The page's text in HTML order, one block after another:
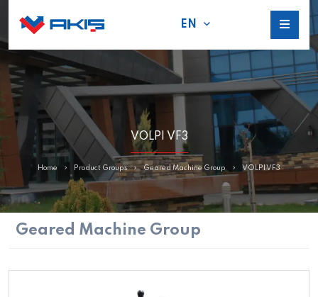
EN
VOLPI VF3
Home Product Groups Geared Machine Group VOLPI VF3
Geared Machine Group